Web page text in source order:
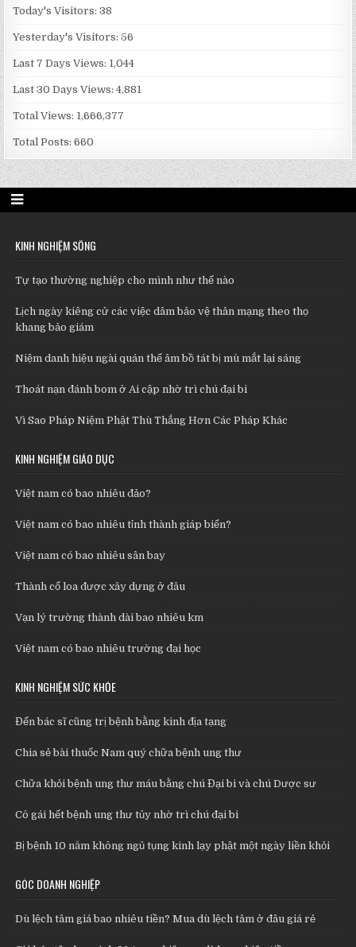
Today's Visitors:38
Yesterday's Visitors:56
Last 7 Days Views: 1,044
Last 30 Days Views:4,881
Total Views: 1,666,377
Total Posts:660
KINH NGHIỆM SỐNG
Tự tạo thường nghiệp cho mình như thế nào
Lịch ngày kiêng cử các việc dâm bảo vệ thân mạng theo thọ
khang bảo giám
Niệm danh hiệu ngài quán thế âm bồ tát bị mù mắt lại sáng
Thoát nạn đánh bom ở Ai cập nhờ trì chú đại bi
Vì Sao Pháp Niệm Phật Thù Thắng Hơn Các Pháp Khác
KINH NGHIỆM GIÁO DỤC
Việt nam có bao nhiêu đảo?
Việt nam có bao nhiêu tỉnh thành giáp biển?
Việt nam có bao nhiêu sân bay
Thành cổ loa được xây dựng ở đâu
Vạn lý trường thành dài bao nhiêu km
Việt nam có bao nhiêu trường đại học
KINH NGHIỆM SỨC KHỎE
Đến bác sĩ cũng trị bệnh bằng kinh địa tạng
Chia sẻ bài thuốc Nam quý chữa bệnh ung thư
Chữa khỏi bệnh ung thư máu bằng chú Đại bi và chú Dược sư
Cô gái hết bệnh ung thư tủy nhờ trì chú đại bi
Bị bệnh 10 năm không ngủ tụng kinh lạy phật một ngày liền khỏi
GÓC DOANH NGHIỆP
Dù lệch tâm giá bao nhiêu tiền? Mua dù lệch tâm ở đâu giá rẻ